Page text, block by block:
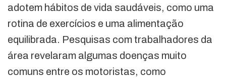
adotem hábitos de vida saudáveis, como uma
rotina de exercícios e uma alimentação
equilibrada. Pesquisas com trabalhadores da
área revelaram algumas doenças muito
comuns entre os motoristas, como